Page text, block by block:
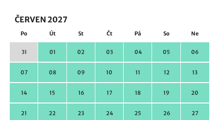
ČERVEN 2027
Po Út St Čt Pá So Ne
31 01 02 03 04 05 06
07 08 09 10 11 12 13
14 15 16 17 18 19 20
21 22 23 24 25 26 27